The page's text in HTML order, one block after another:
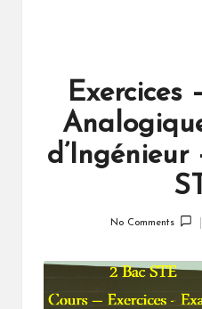
Exercices
d’Ingénieur
No Comments